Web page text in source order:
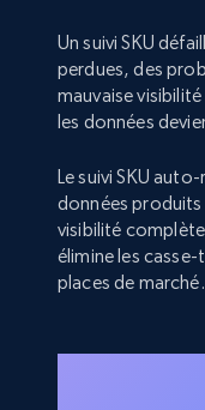
Un suivi SKU
perdues, des
mauvaise
les données
Le suivi SKU
données produits
visibilité
élimine les
places de marché.